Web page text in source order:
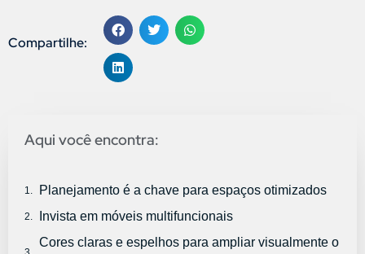
Compartilhe:
Aqui você encontra:
Planejamento é a chave para espaços otimizados
Invista em móveis multifuncionais
Cores claras e espelhos para ampliar visualmente o